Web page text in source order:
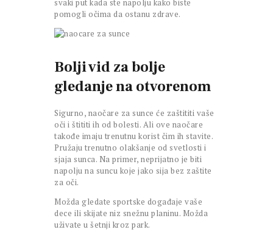
svaki put kada ste napolju kako biste
pomogli očima da ostanu zdrave.
Bolji vid za bolje
gledanje na otvorenom
Sigurno, naočare za sunce će zaštititi vaše
oči i štititi ih od bolesti. Ali ove naočare
takođe imaju trenutnu korist čim ih stavite.
Pružaju trenutno olakšanje od svetlosti i
sjaja sunca. Na primer, neprijatno je biti
napolju na suncu koje jako sija bez zaštite
za oči.
Možda gledate sportske događaje vaše
dece ili skijate niz snežnu planinu. Možda
uživate u šetnji kroz park.